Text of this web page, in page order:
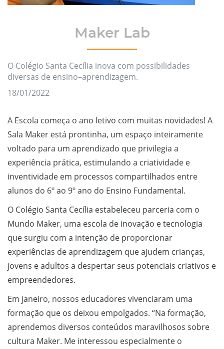
Maker Lab
O Colégio Santa Cecília inova com possibilidades
diversas de ensino–aprendizagem.
18/01/2022
A Escola começa o ano letivo com muitas novidades! A
Sala Maker está prontinha, um espaço inteiramente
voltado para um aprendizado que privilegia a
experiência prática, estimulando a criatividade e
inventividade em processos compartilhados entre
alunos do 6º ao 9º ano do Ensino Fundamental.
O Colégio Santa Cecília estabeleceu parceria com o
Mundo Maker, uma escola de inovação e tecnologia
que surgiu com a intenção de proporcionar
experiências de aprendizagem que ajudem crianças,
jovens e adultos a despertar seus potenciais criativos e
empreendedores.
Em janeiro, nossos educadores vivenciaram uma
formação que os deixou empolgados. “Na formação,
aprendemos diversos conteúdos maravilhosos sobre
cultura Maker. Me interessou especialmente o